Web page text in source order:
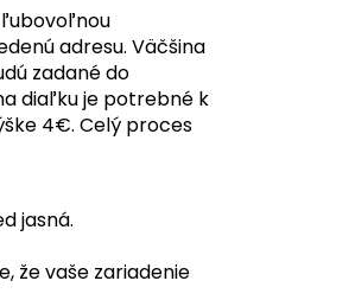
ľubovoľnou
adresu. Väčšina
zadané do
diaľku je potrebné k
4€. Celý proces
jasná.
že vaše zariadenie